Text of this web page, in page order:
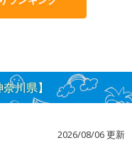
川県】
2026/08/06 更新